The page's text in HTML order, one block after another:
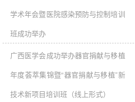
学术年会暨医院感染预防与控制培训
班成功举办
广西医学会成功举办器官捐献与移植
年度荟萃集锦暨“器官捐献与移植”新
技术新项目培训班（线上形式）